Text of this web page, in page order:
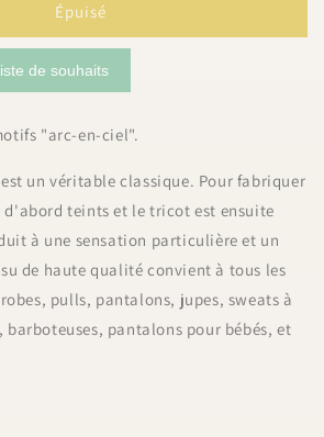
Épuisé
de souhaits
"arc-en-ciel".
un véritable classique. Pour fabriquer
d'abord teints et le tricot est ensuite
à une sensation particulière et un
de haute qualité convient à tous les
pulls, pantalons, jupes, sweats à
pantalons pour bébés, et